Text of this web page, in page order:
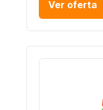
Ver oferta